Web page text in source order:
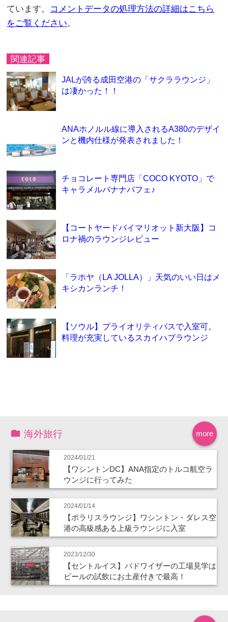
ています。 コメントデータの処理方法の詳細はこちら
をご覧ください。
関連記事
JALが誇る成田空港の「サクララウンジ」
は凄かった！！
ANAホノルル線に導入されるA380のデザイ
ンと機内仕様が発表されました！
チョコレート専門店「COCO KYOTO」で
キャラメルバナナパフェ♪
【コートヤードバイマリオット新大阪】コ
ロナ禍のラウンジレビュー
「ラホヤ（LA JOLLA）」天気のいい日はメ
キシカンランチ！
【ソウル】プライオリティパスで入室可。
料理が充実しているスカイハブラウンジ
more
海外旅行
2024/01/21
【ワシントンDC】ANA指定のトルコ航空ラ
ウンジに行ってみた
2024/01/14
【ポラリスラウンジ】ワシントン・ダレス空
港の高級感ある上級ラウンジに入室
2023/12/30
【セントルイス】バドワイザーの工場見学は
ビールの試飲にお土産付きで最高！